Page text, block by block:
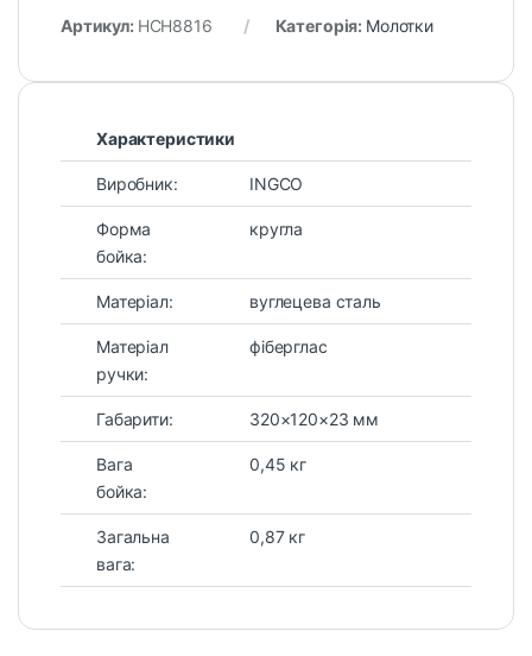
Артикул: HCH8816 Категорія: Молотки
Характеристики
Виробник: INGCO
Форма
бойка:
кругла
Матеріал: вуглецева сталь
Матеріал
ручки:
фіберглас
Габарити: 320×120×23 мм
Вага
бойка:
0,45 кг
Загальна
вага:
0,87 кг